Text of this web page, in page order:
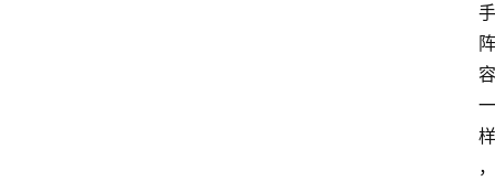
手
阵
容
一
样
，